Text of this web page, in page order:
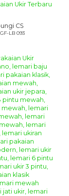
Ukir Terbaru
CS
LB 093